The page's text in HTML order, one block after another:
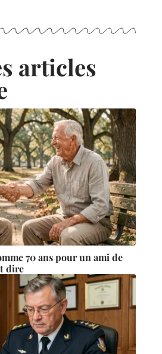
articles
70 ans pour un ami de
dire